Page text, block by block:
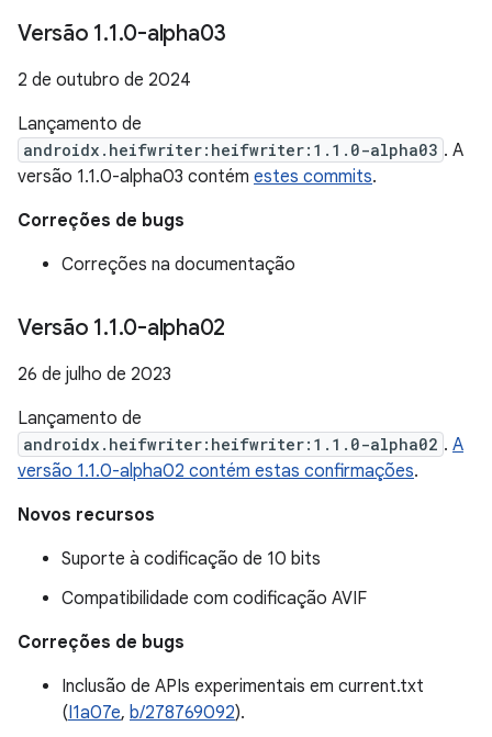
Versão 1.1.0-alpha03
2 de outubro de 2024
Lançamento de
androidx.heifwriter:heifwriter:1.1.0-alpha03 . A
versão 1.1.0-alpha03 contém estes commits.
Correções de bugs
Correções na documentação
Versão 1.1.0-alpha02
26 de julho de 2023
Lançamento de
androidx.heifwriter:heifwriter:1.1.0-alpha02 . A
versão 1.1.0-alpha02 contém estas confirmações.
Novos recursos
Suporte à codificação de 10 bits
Compatibilidade com codificação AVIF
Correções de bugs
Inclusão de APIs experimentais em current.txt
(I1a07e, b/278769092).